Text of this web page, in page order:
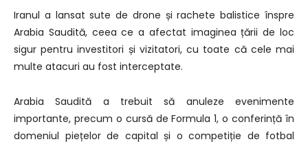
Iranul a lansat sute de drone și rachete balistice înspre
Arabia Saudită, ceea ce a afectat imaginea țării de loc
sigur pentru investitori și vizitatori, cu toate că cele mai
multe atacuri au fost interceptate.
Arabia Saudită a trebuit să anuleze evenimente
importante, precum o cursă de Formula 1, o conferință în
domeniul piețelor de capital și o competiție de fotbal